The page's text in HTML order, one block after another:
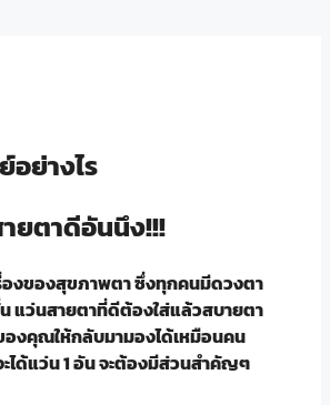
อย่างไร
ยตาดีอันนึง!!!
องของสุขภาพตา ซึ่งทุกคนมีดวงตา
แว่นสายตาที่ดีต้องใส่แล้วสบายตา
งคุณให้กลับมามองได้เหมือนคน
ได้แว่น 1 อัน จะต้องมีส่วนสำคัญๆ